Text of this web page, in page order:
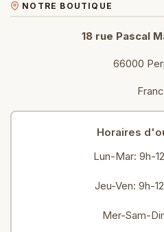
NOTRE BOUTIQUE
18 rue Pascal
66000
Horaires
Lun-Mar: 9h-
Jeu-Ven: 9h-
Mer-Sam-